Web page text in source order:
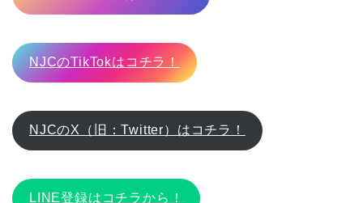
NJCのTikTokはコチラ！
NJCのX（旧：Twitter）はコチラ！
LINE登録はコチラから！